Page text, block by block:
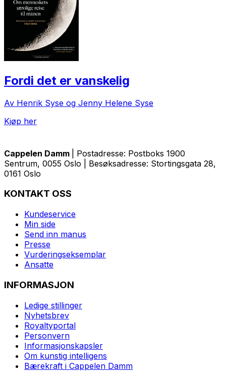
Fordi det er vanskelig
Av Henrik Syse og Jenny Helene Syse
Kjøp her
Cappelen Damm
| Postadresse: Postboks 1900
Sentrum, 0055 Oslo | Besøksadresse: Stortingsgata 28,
0161 Oslo
KONTAKT OSS
Kundeservice
Min side
Send inn manus
Presse
Vurderingseksemplar
Ansatte
INFORMASJON
Ledige stillinger
Nyhetsbrev
Royaltyportal
Personvern
Informasjonskapsler
Om kunstig intelligens
Bærekraft i Cappelen Damm